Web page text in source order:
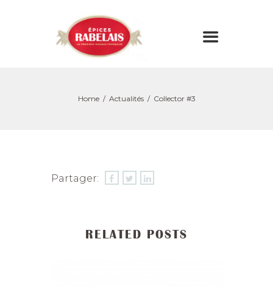
Home Actualités Collector #3
Partager:
RELATED POSTS